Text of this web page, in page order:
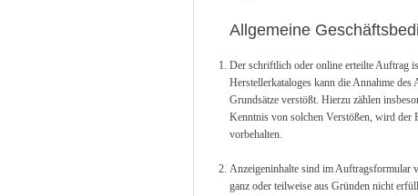
Allgemeine
Der schriftlich oder online erteilte Auftrag
Herstellerkataloges kann die Annahme
Grundsätze verstößt. Hierzu zählen
Kenntnis von solchen Verstößen, wird der
vorbehalten.
Anzeigeninhalte sind im Auftragsformular
ganz oder teilweise aus Gründen nicht